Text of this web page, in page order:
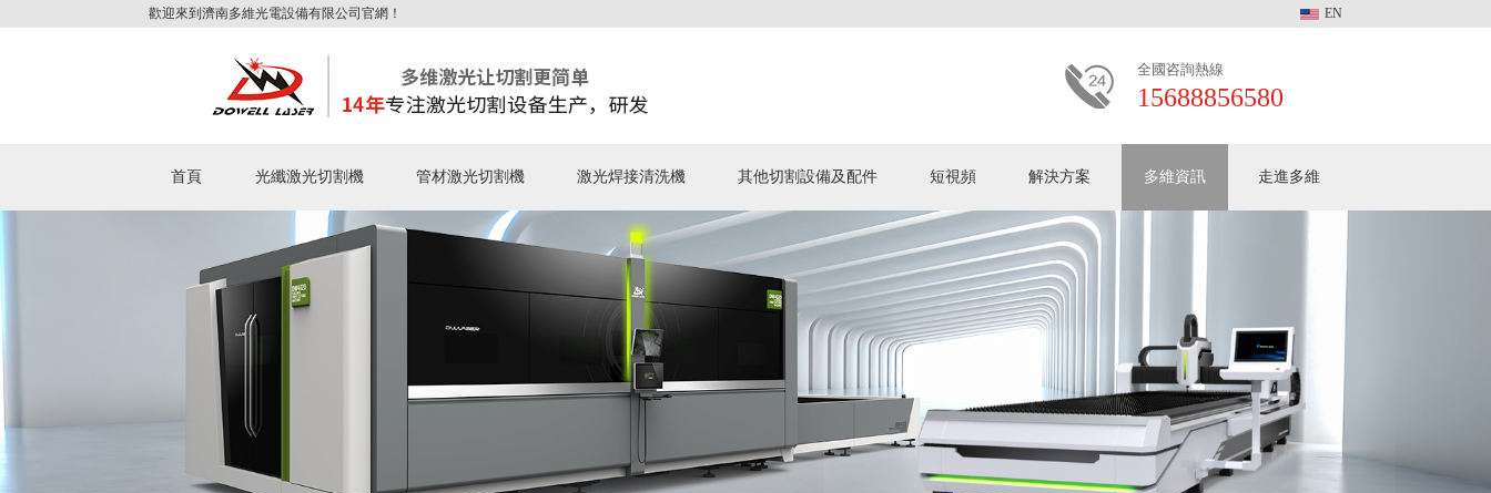
歡迎來到濟南多維光電設備有限公司官網！ EN
全國咨詢熱線
15688856580
首頁 光纖激光切割機 管材激光切割機 激光焊接清洗機 其他切割設備及配件 短視頻 解決方案 多維資訊
多維動態
客戶見證
走進多維